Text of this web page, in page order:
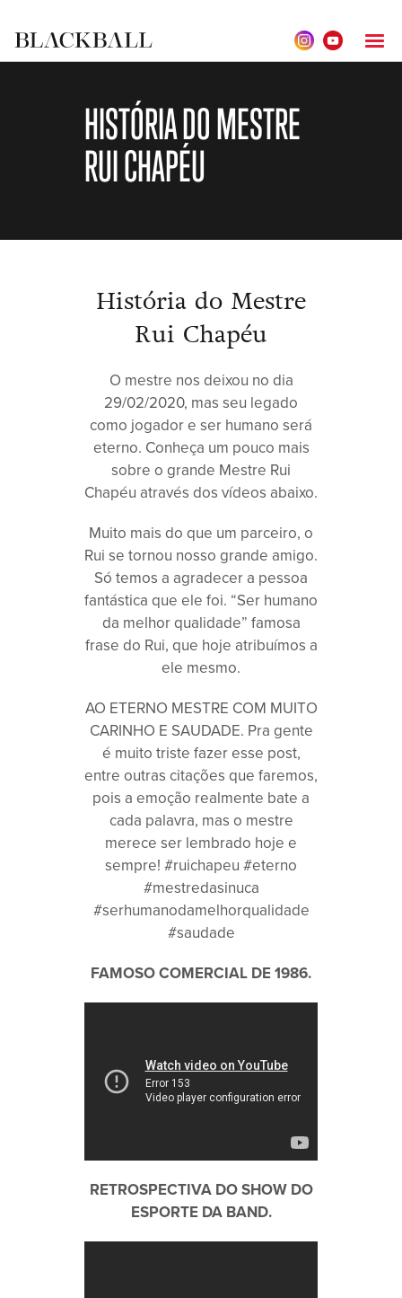
HISTÓRIA DO MESTRE
RUI CHAPÉU
História do Mestre
Rui Chapéu
O mestre nos deixou no dia
29/02/2020, mas seu legado
como jogador e ser humano será
eterno. Conheça um pouco mais
sobre o grande Mestre Rui
Chapéu através dos vídeos abaixo.
Muito mais do que um parceiro, o
Rui se tornou nosso grande amigo.
Só temos a agradecer a pessoa
fantástica que ele foi. “Ser humano
da melhor qualidade” famosa
frase do Rui, que hoje atribuímos a
ele mesmo.
AO ETERNO MESTRE COM MUITO
CARINHO E SAUDADE. Pra gente
é muito triste fazer esse post,
entre outras citações que faremos,
pois a emoção realmente bate a
cada palavra, mas o mestre
merece ser lembrado hoje e
sempre! #ruichapeu #eterno
#mestredasinuca
#serhumanodamelhorqualidade
#saudade
FAMOSO COMERCIAL DE 1986.
RETROSPECTIVA DO SHOW DO
ESPORTE DA BAND.